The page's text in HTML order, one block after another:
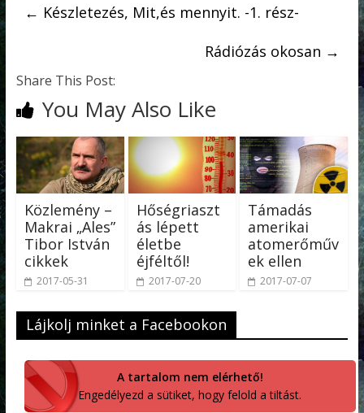
← Készletezés, Mit,és mennyit. -1. rész-
Rádiózás okosan →
Share This Post:
You May Also Like
Közlemény –
Makrai „Ales”
Tibor István
cikkek
2017-05-31
Hőségriaszt
ás lépett
életbe
éjféltől!
2017-07-20
Támadás
amerikai
atomerőműv
ek ellen
2017-07-07
Lájkolj minket a Facebookon
A tartalom nem elérhető!
Engedélyezd a sütiket, hogy felold a tiltást.